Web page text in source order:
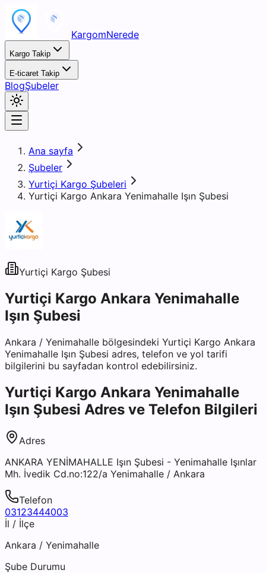
KargomNerede
Kargo Takip
E-ticaret Takip
BlogŞubeler
Ana sayfa
Şubeler
Yurtiçi Kargo Şubeleri
Yurtiçi Kargo Ankara Yenimahalle Işın Şubesi
Yurtiçi Kargo Şubesi
Yurtiçi Kargo Ankara Yenimahalle
Işın Şubesi
Ankara / Yenimahalle bölgesindeki Yurtiçi Kargo Ankara
Yenimahalle Işın Şubesi adres, telefon ve yol tarifi
bilgilerini bu sayfadan kontrol edebilirsiniz.
Yurtiçi Kargo Ankara Yenimahalle
Işın Şubesi Adres ve Telefon Bilgileri
Adres
ANKARA YENİMAHALLE Işın Şubesi - Yenimahalle Işınlar
Mh. İvedik Cd.no:122/a Yenimahalle / Ankara
Telefon
03123444003
İl / İlçe
Ankara / Yenimahalle
Şube Durumu